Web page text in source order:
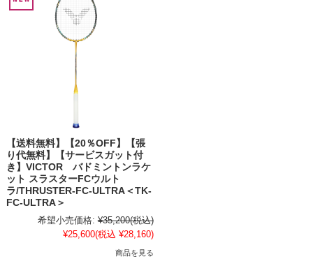
【送料無料】【20％OFF】【張
り代無料】【サービスガット付
き】VICTOR バドミントンラケ
ット スラスターFCウルト
ラ/THRUSTER-FC-ULTRA＜TK-
FC-ULTRA＞
希望小売価格: ¥35,200(税込)
¥25,600(税込 ¥28,160)
商品を見る